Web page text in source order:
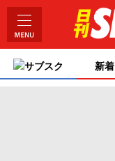
サブスク 新着